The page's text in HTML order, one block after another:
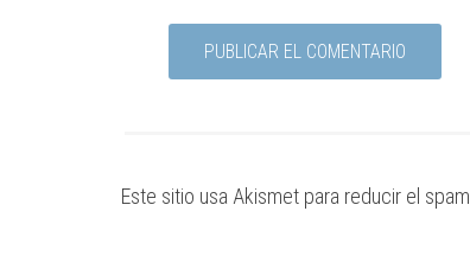
Este sitio usa Akismet para reducir el spam.